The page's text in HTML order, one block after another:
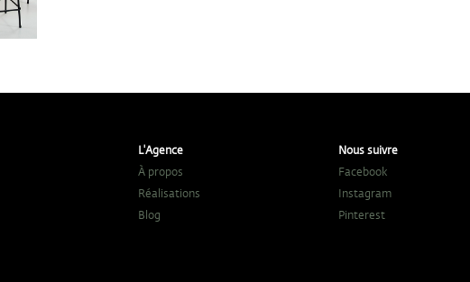
L'Agence
À propos
Réalisations
Blog
Nous suivre
Facebook
Instagram
Pinterest